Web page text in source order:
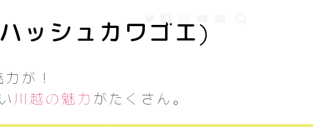
ッシュカワゴエ)
が！
川越の魅力 がたくさん。